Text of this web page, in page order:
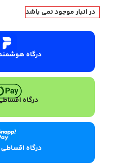
در انبار موجود نمی باشد
درگاه
درگاه
درگاه